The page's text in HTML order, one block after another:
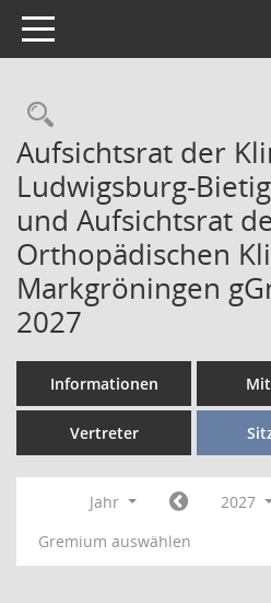
Toggle navigation
Aufsichtsrat der
Ludwigsburg-
und Aufsichtsrat
Orthopädischen
Markgröningen
2027
Informationen
Vertreter
Jahr
2027
Gremium auswählen